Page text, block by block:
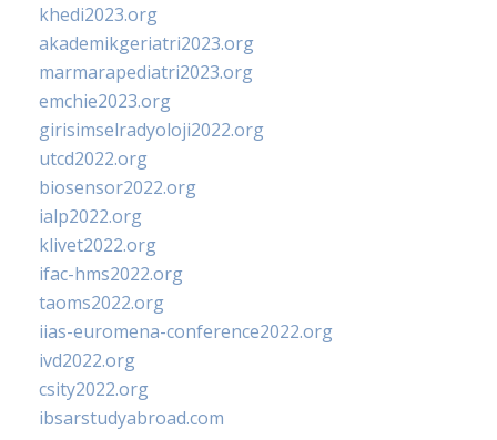
khedi2023.org
akademikgeriatri2023.org
marmarapediatri2023.org
emchie2023.org
girisimselradyoloji2022.org
utcd2022.org
biosensor2022.org
ialp2022.org
klivet2022.org
ifac-hms2022.org
taoms2022.org
iias-euromena-conference2022.org
ivd2022.org
csity2022.org
ibsarstudyabroad.com